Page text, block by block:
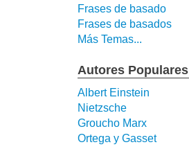
Frases de basado
Frases de basados
Más Temas...
Autores Populares
Albert Einstein
Nietzsche
Groucho Marx
Ortega y Gasset